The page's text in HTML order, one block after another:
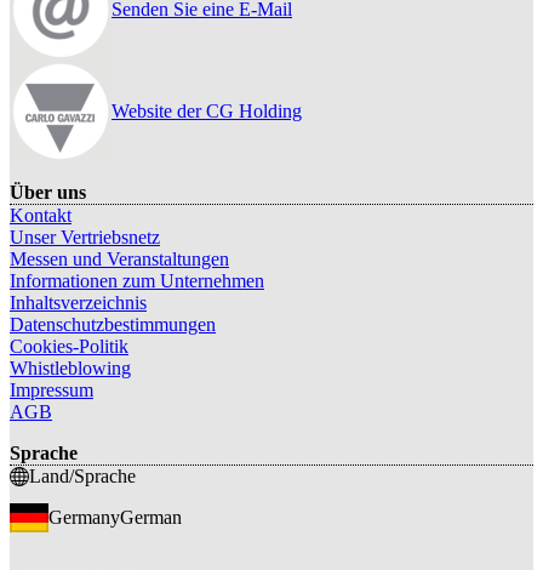
Senden Sie eine E-Mail
Website der CG Holding
Über uns
Kontakt
Unser Vertriebsnetz
Messen und Veranstaltungen
Informationen zum Unternehmen
Inhaltsverzeichnis
Datenschutzbestimmungen
Cookies-Politik
Whistleblowing
Impressum
AGB
Sprache
Land/Sprache
GermanyGerman